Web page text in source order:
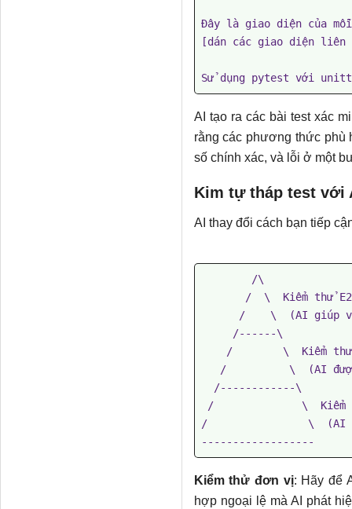
Đây là giao diện của
[dán các giao diện liên
Sử dụng pytest với
AI tạo ra các bài test xác
rằng các phương thức
số chính xác, và lỗi ở một
Kim tự tháp test với
AI thay đổi cách bạn tiếp
/                \  (AI tạo
Kiểm thử đơn vị: Hãy để
hợp ngoại lệ mà AI phát